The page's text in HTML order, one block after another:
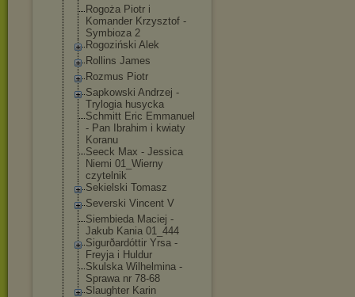
Rogoża Piotr i
Komander Krzysztof -
Symbioza 2
Rogoziński Alek
Rollins James
Rozmus Piotr
Sapkowski Andrzej -
Trylogia husycka
Schmitt Eric Emmanuel
- Pan Ibrahim i kwiaty
Koranu
Seeck Max - Jessica
Niemi 01_Wierny
czytelnik
Sekielski Tomasz
Severski Vincent V
Siembieda Maciej -
Jakub Kania 01_444
Sigurðardóttir Yrsa -
Freyja i Huldur
Skulska Wilhelmina -
Sprawa nr 78-68
Slaughter Karin